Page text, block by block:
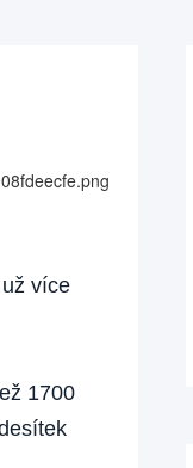
více
1700